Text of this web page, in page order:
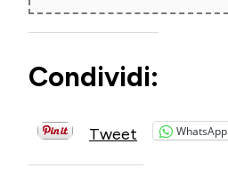
Condividi:
Tweet WhatsApp